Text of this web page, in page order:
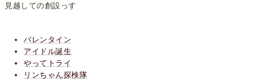
見越しての創設っす
バレンタイン
アイドル誕生
やってトライ
リンちゃん探検隊